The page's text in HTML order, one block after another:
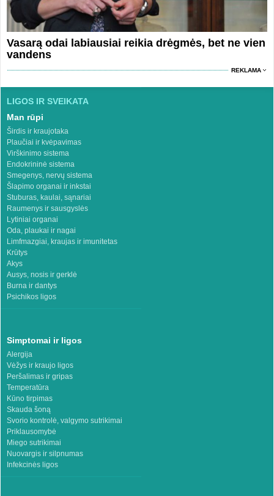
Vasarą odai labiausiai reikia drėgmės, bet ne vien
vandens
REKLAMA
LIGOS IR SVEIKATA
Man rūpi
Širdis ir kraujotaka
Plaučiai ir kvėpavimas
Virškinimo sistema
Endokrininė sistema
Smegenys, nervų sistema
Šlapimo organai ir inkstai
Stuburas, kaulai, sąnariai
Raumenys ir sausgyslės
Lytiniai organai
Oda, plaukai ir nagai
Limfmazgiai, kraujas ir imunitetas
Krūtys
Akys
Ausys, nosis ir gerklė
Burna ir dantys
Psichikos ligos
Simptomai ir ligos
Alergija
Vėžys ir kraujo ligos
Peršalimas ir gripas
Temperatūra
Kūno tirpimas
Skauda šoną
Svorio kontrolė, valgymo sutrikimai
Priklausomybė
Miego sutrikimai
Nuovargis ir silpnumas
Infekcinės ligos